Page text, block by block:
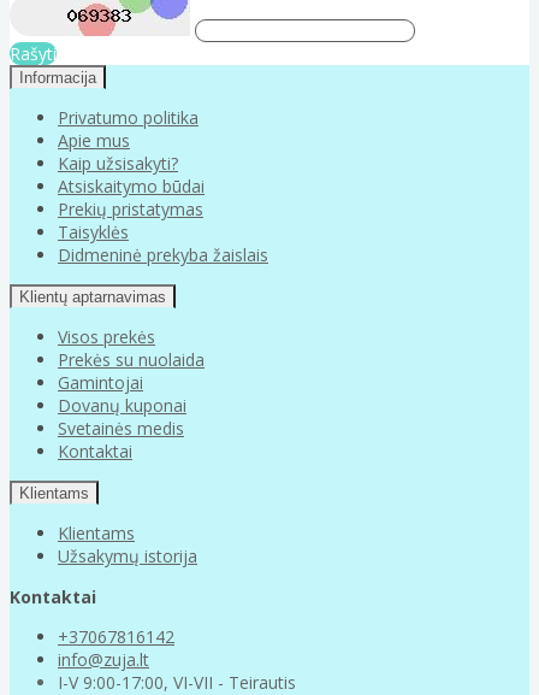
Rašyti
Informacija
Privatumo politika
Apie mus
Kaip užsisakyti?
Atsiskaitymo būdai
Prekių pristatymas
Taisyklės
Didmeninė prekyba žaislais
Klientų aptarnavimas
Visos prekės
Prekės su nuolaida
Gamintojai
Dovanų kuponai
Svetainės medis
Kontaktai
Klientams
Klientams
Užsakymų istorija
Kontaktai
+37067816142
info@zuja.lt
I-V 9:00-17:00, VI-VII - Teirautis